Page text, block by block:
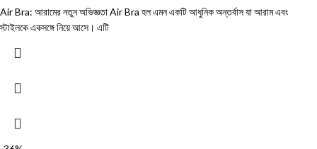
Air Bra: আরামের নতুন অভিজ্ঞতা Air Bra হল এমন একটি আধুনিক অন্তর্বাস যা আরাম এবং
স্টাইলকে একসঙ্গে নিয়ে আসে। এটি